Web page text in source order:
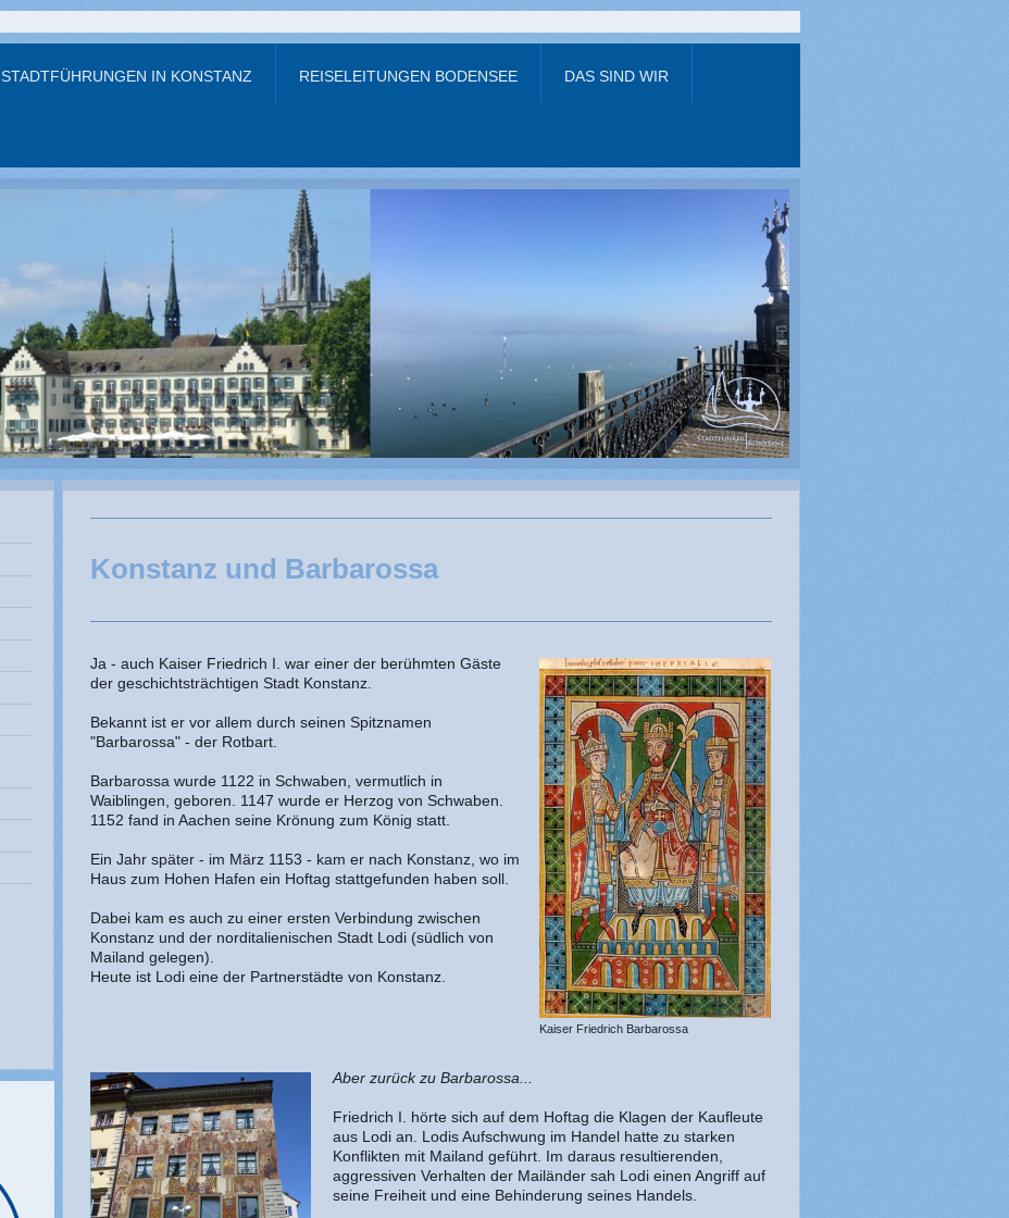
STADTFÜHRUNGEN IN KONSTANZ REISELEITUNGEN BODENSEE DAS SIND WIR
Konstanz und Barbarossa
Kaiser Friedrich Barbarossa
Ja - auch Kaiser Friedrich I. war einer der berühmten Gäste
der geschichtsträchtigen Stadt Konstanz.
Bekannt ist er vor allem durch seinen Spitznamen
"Barbarossa" - der Rotbart.
Barbarossa wurde 1122 in Schwaben, vermutlich in
Waiblingen, geboren. 1147 wurde er Herzog von Schwaben.
1152 fand in Aachen seine Krönung zum König statt.
Ein Jahr später - im März 1153 - kam er nach Konstanz, wo im
Haus zum Hohen Hafen ein Hoftag stattgefunden haben soll.
Dabei kam es auch zu einer ersten Verbindung zwischen
Konstanz und der norditalienischen Stadt Lodi (südlich von
Mailand gelegen).
Heute ist Lodi eine der Partnerstädte von Konstanz.
Aber zurück zu Barbarossa...
Friedrich I. hörte sich auf dem Hoftag die Klagen der Kaufleute
aus Lodi an. Lodis Aufschwung im Handel hatte zu starken
Konflikten mit Mailand geführt. Im daraus resultierenden,
aggressiven Verhalten der Mailänder sah Lodi einen Angriff auf
seine Freiheit und eine Behinderung seines Handels.